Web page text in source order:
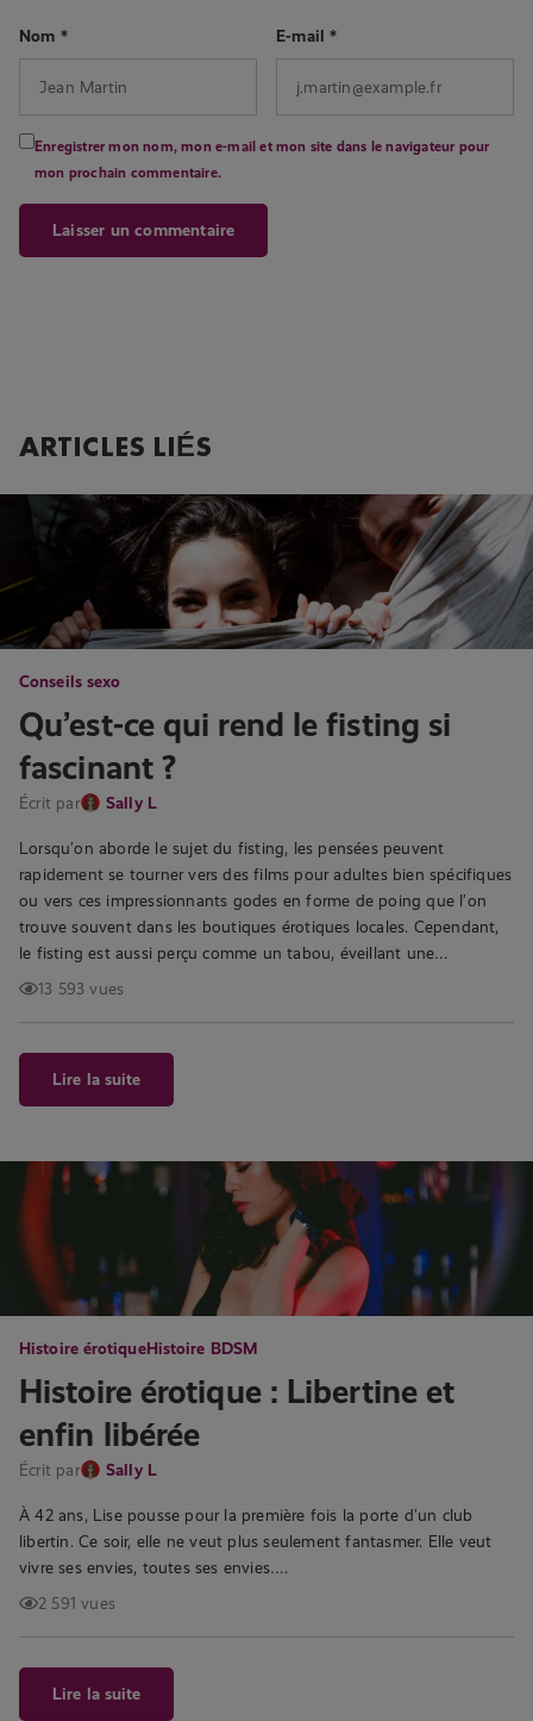
Nom * E-mail*
Enregistrer mon nom, mon e-mail et mon site dans le navigateur pour
mon prochain commentaire.
ARTICLES LIÉS
Conseils sexo
Qu’est-ce qui rend le fisting si
fascinant ?
Écrit par Sally L
Lorsqu’on aborde le sujet du fisting, les pensées peuvent
rapidement se tourner vers des films pour adultes bien spécifiques
ou vers ces impressionnants godes en forme de poing que l’on
trouve souvent dans les boutiques érotiques locales. Cependant,
le fisting est aussi perçu comme un tabou, éveillant une…
13 593 vues
Lire la suite
Histoire érotiqueHistoire BDSM
Histoire érotique : Libertine et
enfin libérée
Écrit par Sally L
À 42 ans, Lise pousse pour la première fois la porte d’un club
libertin. Ce soir, elle ne veut plus seulement fantasmer. Elle veut
vivre ses envies, toutes ses envies….
2 591 vues
Lire la suite